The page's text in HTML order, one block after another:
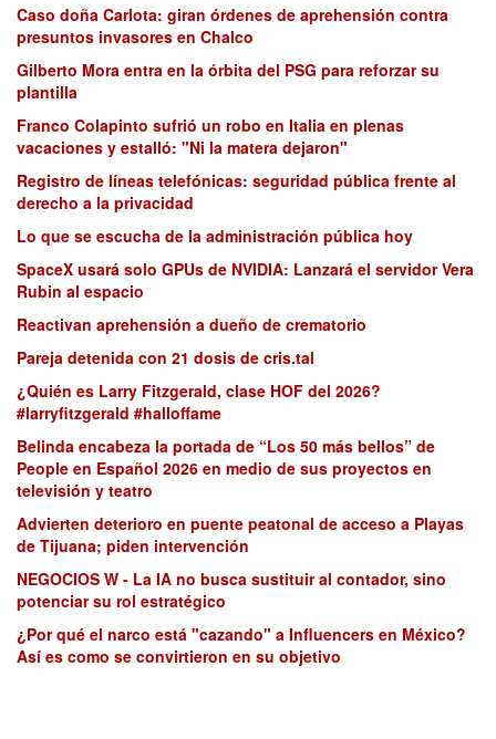
Caso doña Carlota: giran órdenes de aprehensión contra
presuntos invasores en Chalco
Gilberto Mora entra en la órbita del PSG para reforzar su
plantilla
Franco Colapinto sufrió un robo en Italia en plenas
vacaciones y estalló: "Ni la matera dejaron"
Registro de líneas telefónicas: seguridad pública frente al
derecho a la privacidad
Lo que se escucha de la administración pública hoy
SpaceX usará solo GPUs de NVIDIA: Lanzará el servidor Vera
Rubin al espacio
Reactivan aprehensión a dueño de crematorio
Pareja detenida con 21 dosis de cris.tal
¿Quién es Larry Fitzgerald, clase HOF del 2026?
#larryfitzgerald #halloffame
Belinda encabeza la portada de “Los 50 más bellos” de
People en Español 2026 en medio de sus proyectos en
televisión y teatro
Advierten deterioro en puente peatonal de acceso a Playas
de Tijuana; piden intervención
NEGOCIOS W - La IA no busca sustituir al contador, sino
potenciar su rol estratégico
¿Por qué el narco está "cazando" a Influencers en México?
Así es como se convirtieron en su objetivo